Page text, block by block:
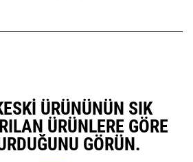
ÜRÜNÜNÜN SIK
ÜRÜNLERE GÖRE
GÖRÜN.